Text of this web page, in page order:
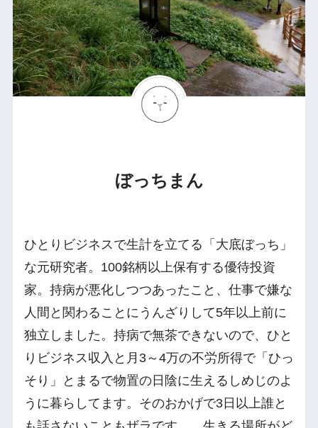
ぼっちまん
ひとりビジネスで生計を立てる「大底ぼっち」
な元研究者。100銘柄以上保有する優待投資
家。持病が悪化しつつあったこと、仕事で嫌な
人間と関わることにうんざりして5年以上前に
独立しました。持病で無茶できないので、ひと
りビジネス収入と月3～4万の不労所得で「ひっ
そり」とまるで物置の日陰に生えるしめじのよ
うに暮らしてます。そのおかげで3日以上誰と